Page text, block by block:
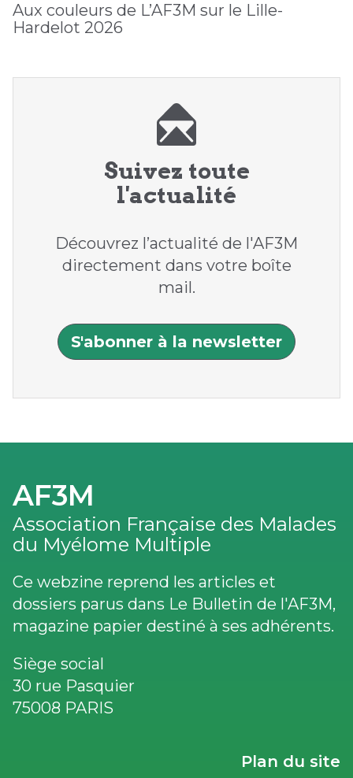
Aux couleurs de L’AF3M sur le Lille-
Hardelot 2026
Suivez toute
l'actualité
Découvrez l’actualité de l'AF3M
directement dans votre boîte
mail.
S'abonner à la newsletter
AF3M
Association Française des Malades
du Myélome Multiple
Ce webzine reprend les articles et
dossiers parus dans Le Bulletin de l'AF3M,
magazine papier destiné à ses adhérents.
Siège social
30 rue Pasquier
75008 PARIS
Plan du site